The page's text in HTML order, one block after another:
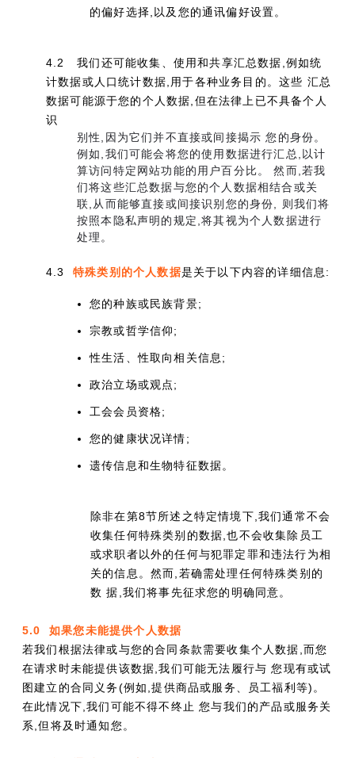
的偏好选择,以及您的通讯偏好设置。
4.2 我们还可能收集、使用和共享汇总数据,例如统
计数据或人口统计数据,用于各种业务目的。这些 汇总
数据可能源于您的个人数据,但在法律上已不具备个人
识
别性,因为它们并不直接或间接揭示 您的身份。
例如,我们可能会将您的使用数据进行汇总,以计
算访问特定网站功能的用户百分比。 然而,若我
们将这些汇总数据与您的个人数据相结合或关
联,从而能够直接或间接识别您的身份, 则我们将
按照本隐私声明的规定,将其视为个人数据进行
处理。
4.3 特殊类别的个人数据是关于以下内容的详细信息:
您的种族或民族背景;
宗教或哲学信仰;
性生活、性取向相关信息;
政治立场或观点;
工会会员资格;
您的健康状况详情;
遗传信息和生物特征数据。
除非在第8节所述之特定情境下,我们通常不会
收集任何特殊类别的数据,也不会收集除员工
或求职者以外的任何与犯罪定罪和违法行为相
关的信息。然而,若确需处理任何特殊类别的
数 据,我们将事先征求您的明确同意。
5.0 如果您未能提供个人数据
若我们根据法律或与您的合同条款需要收集个人数据,而您
在请求时未能提供该数据,我们可能无法履行与 您现有或试
图建立的合同义务(例如,提供商品或服务、员工福利等)。
在此情况下,我们可能不得不终止 您与我们的产品或服务关
系,但将及时通知您。